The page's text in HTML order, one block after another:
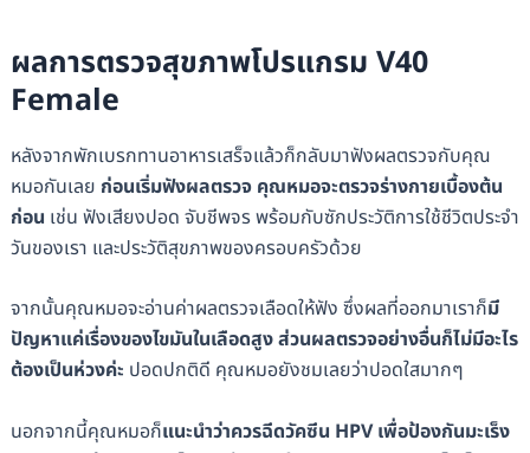
ผลการตรวจสุขภาพโปรแกรม V40
Female
หลังจากพักเบรกทานอาหารเสร็จแล้วก็กลับมาฟังผลตรวจกับคุณ
หมอกันเลย ก่อนเริ่มฟังผลตรวจ คุณหมอจะตรวจร่างกายเบื้องต้น
ก่อน เช่น ฟังเสียงปอด จับชีพจร พร้อมกับซักประวัติการใช้ชีวิตประจำ
วันของเรา และประวัติสุขภาพของครอบครัวด้วย
จากนั้นคุณหมอจะอ่านค่าผลตรวจเลือดให้ฟัง ซึ่งผลที่ออกมาเราก็มี
ปัญหาแค่เรื่องของไขมันในเลือดสูง ส่วนผลตรวจอย่างอื่นก็ไม่มีอะไร
ต้องเป็นห่วงค่ะ ปอดปกติดี คุณหมอยังชมเลยว่าปอดใสมากๆ
นอกจากนี้คุณหมอก็แนะนำว่าควรฉีดวัคซีน HPV เพื่อป้องกันมะเร็ง